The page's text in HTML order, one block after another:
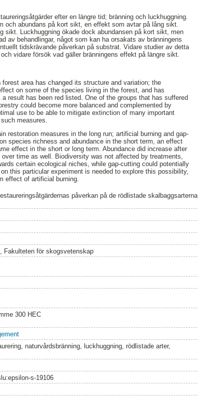
efter en längre tid; bränning och luckhuggning.
och abundans på kort sikt, en effekt som avtar på lång sikt.
sikt. Luckhuggning ökade dock abundansen på kort sikt, men
av behandlingar, något som kan ha orsakats av bränningens
tidskrävande påverkan på substrat. Vidare studier av detta
vidare försök vad gäller bränningens effekt på längre sikt.
area has changed its structure and variation; the
on some of the species living in the forest, and has
result has been red listed. One of the groups that has suffered
could become more balanced and complemented by
use to be able to mitigate extinction of many important
measures.
restoration measures in the long run; artificial burning and gap-
species richness and abundance in the short term, an effect
effect in the short or long term. Abundance did increase after
time as well. Biodiversity was not affected by treatments,
certain ecological niches, while gap-cutting could potentially
this particular experiment is needed to explore this possibility,
effect of artificial burning.
påverkan på de rödlistade skalbaggsarterna
Fakulteten för skogsvetenskap
300 HEC
naturvårdsbränning, luckhuggning, rödlistade arter,
s-19106